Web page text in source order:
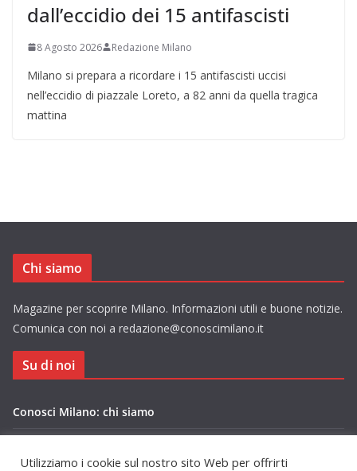
dall’eccidio dei 15 antifascisti
8 Agosto 2026 Redazione Milano
Milano si prepara a ricordare i 15 antifascisti uccisi
nell’eccidio di piazzale Loreto, a 82 anni da quella tragica
mattina
Chi siamo
Magazine per scoprire Milano. Informazioni utili e buone notizie.
Comunica con noi a redazione@conoscimilano.it
Su di noi
Conosci Milano: chi siamo
Utilizziamo i cookie sul nostro sito Web per offrirti